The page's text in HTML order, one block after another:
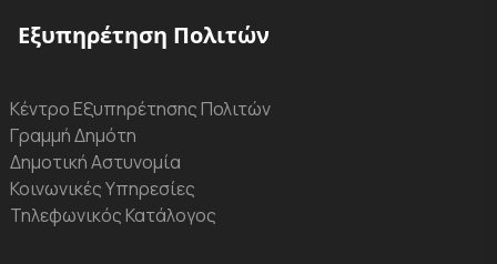
Εξυπηρέτηση Πολιτών
Κέντρο Εξυπηρέτησης Πολιτών
Γραμμή Δημότη
Δημοτική Αστυνομία
Κοινωνικές Υπηρεσίες
Τηλεφωνικός Κατάλογος